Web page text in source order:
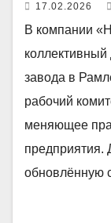
17.02.2026
В компании
коллективный
завода в
рабочий
меняющее
предприятия.
обновлённую